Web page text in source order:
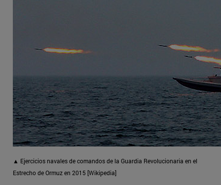
▲ Ejercicios navales de comandos de la Guardia Revolucionaria en el
Estrecho de Ormuz en 2015 [Wikipedia]